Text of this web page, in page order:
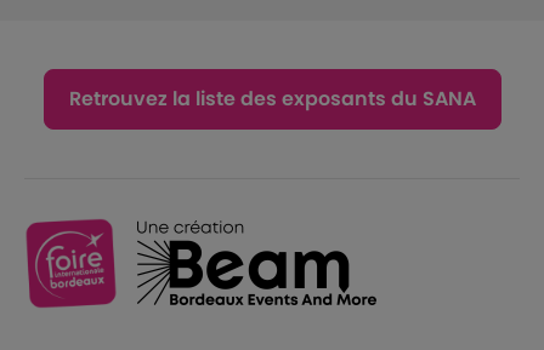
Retrouvez la liste des exposants du SANA